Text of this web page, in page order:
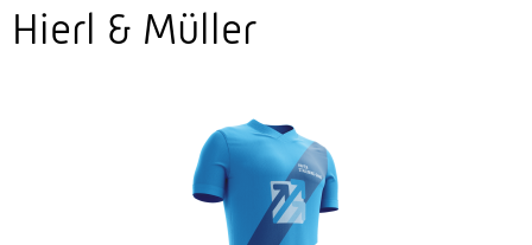
Hierl & Müller